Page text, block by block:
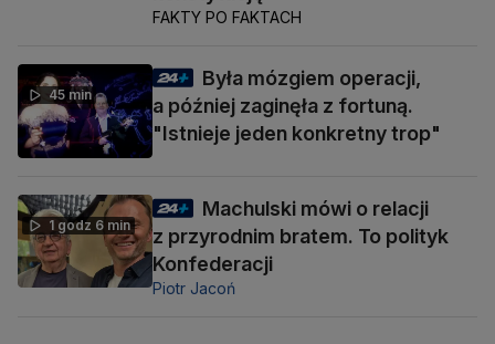
FAKTY PO FAKTACH
45 min
Była mózgiem operacji,
a później zaginęła z fortuną.
"Istnieje jeden konkretny trop"
1 godz 6 min
Machulski mówi o relacji
z przyrodnim bratem. To polityk
Konfederacji
Piotr Jacoń